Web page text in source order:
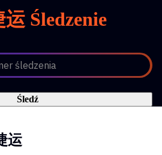
运 Śledzenie
śledzenia
Śledź
运